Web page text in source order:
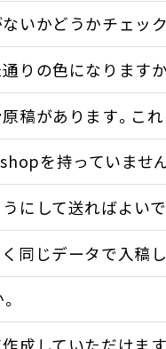
いかどうかチェッ
りの色になります
稿があります。こ
を持っていませ
にして送ればよい
同じデータで入稿